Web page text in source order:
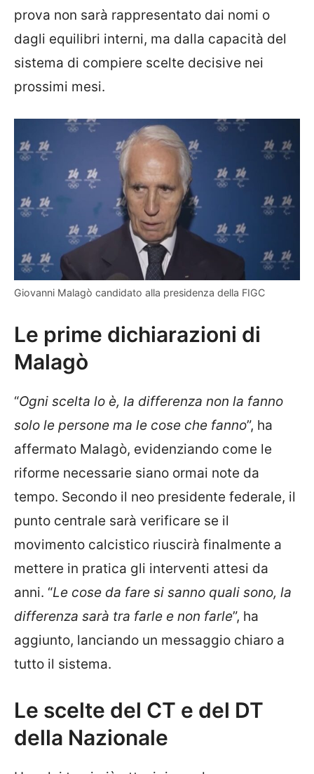
prova non sarà rappresentato dai nomi o
dagli equilibri interni, ma dalla capacità del
sistema di compiere scelte decisive nei
prossimi mesi.
Giovanni Malagò candidato alla presidenza della FIGC
Le prime dichiarazioni di
Malagò
“Ogni scelta lo è, la differenza non la fanno
solo le persone ma le cose che fanno”, ha
affermato Malagò, evidenziando come le
riforme necessarie siano ormai note da
tempo. Secondo il neo presidente federale, il
punto centrale sarà verificare se il
movimento calcistico riuscirà finalmente a
mettere in pratica gli interventi attesi da
anni. “Le cose da fare si sanno quali sono, la
differenza sarà tra farle e non farle”, ha
aggiunto, lanciando un messaggio chiaro a
tutto il sistema.
Le scelte del CT e del DT
della Nazionale